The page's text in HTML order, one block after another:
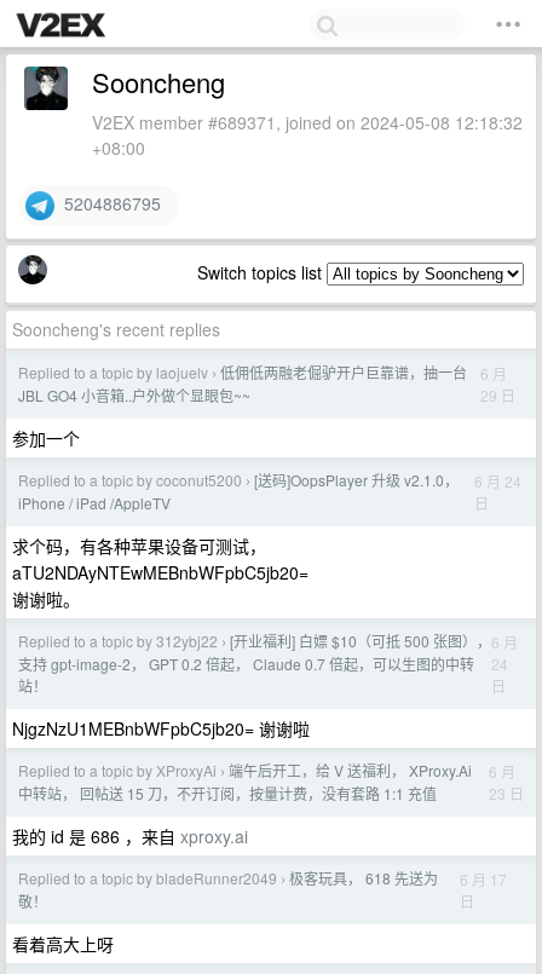
Sooncheng
V2EX member #689371, joined on 2024-05-08 12:18:32
+08:00
5204886795
Switch topics list
Sooncheng's recent replies
Replied to a topic by laojuelv › 低佣低两融老倔驴开户巨靠谱，抽一台
JBL GO4 小音箱..户外做个显眼包~~
6 月
29 日
参加一个
Replied to a topic by coconut5200 › [送码]OopsPlayer 升级 v2.1.0，
iPhone / iPad /AppleTV
6 月 24
日
求个码，有各种苹果设备可测试，
aTU2NDAyNTEwMEBnbWFpbC5jb20=
谢谢啦。
Replied to a topic by 312ybj22 › [开业福利] 白嫖 $10（可抵 500 张图），
支持 gpt-image-2， GPT 0.2 倍起， Claude 0.7 倍起，可以生图的中转
站！
6 月
24
日
NjgzNzU1MEBnbWFpbC5jb20= 谢谢啦
Replied to a topic by XProxyAi › 端午后开工，给 V 送福利， XProxy.Ai
中转站， 回帖送 15 刀，不开订阅，按量计费，没有套路 1:1 充值
6 月
23 日
我的 id 是 686 ，来自 xproxy.ai
Replied to a topic by bladeRunner2049 › 极客玩具， 618 先送为
敬！
6 月 17
日
看着高大上呀